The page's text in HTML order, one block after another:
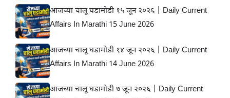
आजच्या चालू घडामोडी १५ जून २०२६ | Daily Current
Affairs In Marathi 15 June 2026
आजच्या चालू घडामोडी १४ जून २०२६ | Daily Current
Affairs In Marathi 14 June 2026
आजच्या चालू घडामोडी ७ जून २०२६ | Daily Current